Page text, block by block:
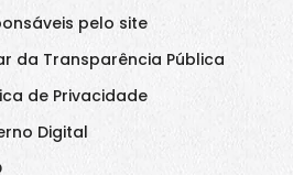
pelo site
da Transparência Pública
de Privacidade
Digital